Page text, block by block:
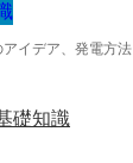
イデア、発電方法
礎知識